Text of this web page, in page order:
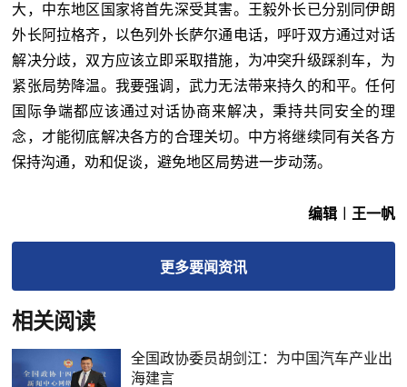
大，中东地区国家将首先深受其害。王毅外长已分别同伊朗
外长阿拉格齐，以色列外长萨尔通电话，呼吁双方通过对话
解决分歧，双方应该立即采取措施，为冲突升级踩刹车，为
紧张局势降温。我要强调，武力无法带来持久的和平。任何
国际争端都应该通过对话协商来解决，秉持共同安全的理
念，才能彻底解决各方的合理关切。中方将继续同有关各方
保持沟通，劝和促谈，避免地区局势进一步动荡。
编辑︱王一帆
更多要闻资讯
相关阅读
全国政协委员胡剑江：为中国汽车产业出
海建言